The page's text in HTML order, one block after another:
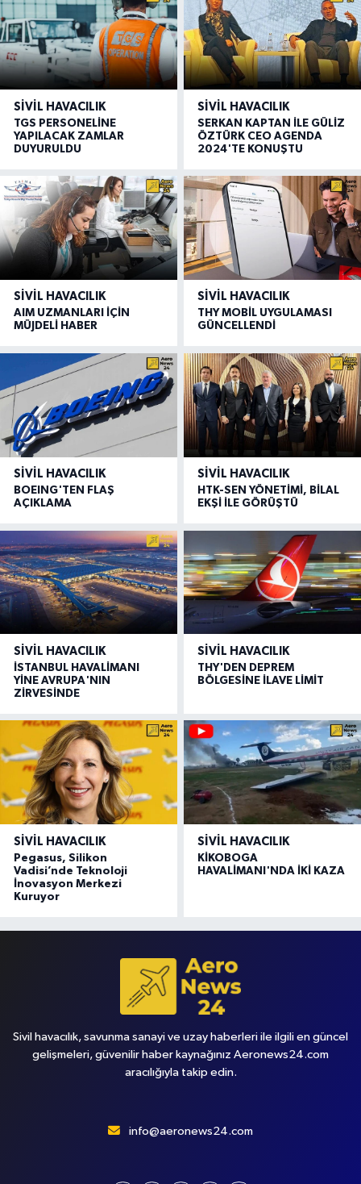
SIVIL HAVACILIK
TGS PERSONELİNE
YAPILACAK ZAMLAR
DUYURULDU
SIVIL HAVACILIK
SERKAN KAPTAN İLE GÜLİZ
ÖZTÜRK CEO AGENDA
2024'TE KONUŞTU
SIVIL HAVACILIK
AIM UZMANLARI İÇİN
MÜJDELİ HABER
SIVIL HAVACILIK
THY MOBİL UYGULAMASI
GÜNCELLENDİ
SIVIL HAVACILIK
BOEING'TEN FLAŞ
AÇIKLAMA
SIVIL HAVACILIK
HTK-SEN YÖNETİMİ, BİLAL
EKŞİ İLE GÖRÜŞTÜ
SIVIL HAVACILIK
İSTANBUL HAVALİMANI
YİNE AVRUPA'NIN
ZİRVESİNDE
SIVIL HAVACILIK
THY'DEN DEPREM
BÖLGESİNE İLAVE LİMİT
SIVIL HAVACILIK
Pegasus, Silikon
Vadisi’nde Teknoloji
İnovasyon Merkezi
Kuruyor
SIVIL HAVACILIK
KİKOBOGA
HAVALİMANI'NDA İKİ KAZA
Sivil havacılık, savunma sanayi ve uzay haberleri ile ilgili en güncel
gelişmeleri, güvenilir haber kaynağınız Aeronews24.com
aracılığıyla takip edin.
info@aeronews24.com